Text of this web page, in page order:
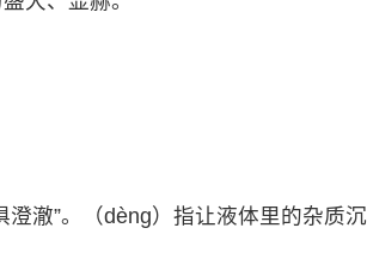
澈”。（dèng）指让液体里的杂质沉